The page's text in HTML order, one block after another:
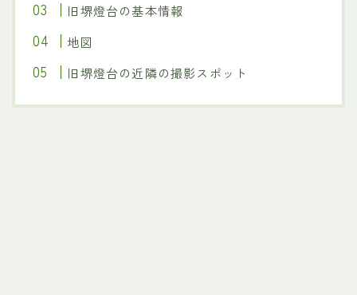
旧堺燈台の基本情報
地図
旧堺燈台の近隣の撮影スポット